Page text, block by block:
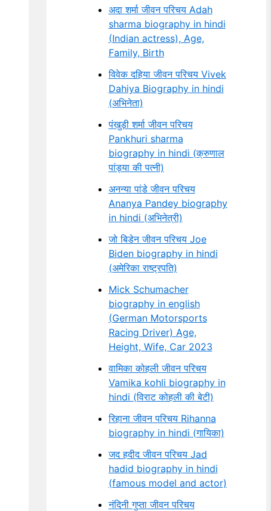
अदा शर्मा जीवन परिचय Adah
sharma biography in hindi
(Indian actress), Age,
Family, Birth
विवेक दहिया जीवन परिचय Vivek
Dahiya Biography in hindi
(अभिनेता)
पंखुड़ी शर्मा जीवन परिचय
Pankhuri sharma
biography in hindi (क्रुणाल
पांड्या की पत्नी)
अनन्या पांडे जीवन परिचय
Ananya Pandey biography
in hindi (अभिनेत्री)
जो बिडेन जीवन परिचय Joe
Biden biography in hindi
(अमेरिका राष्ट्रपति)
Mick Schumacher
biography in english
(German Motorsports
Racing Driver) Age,
Height, Wife, Car 2023
वामिका कोहली जीवन परिचय
Vamika kohli biography in
hindi (विराट कोहली की बेटी)
रिहाना जीवन परिचय Rihanna
biography in hindi (गायिका)
जद हदीद जीवन परिचय Jad
hadid biography in hindi
(famous model and actor)
नंदिनी गुप्ता जीवन परिचय